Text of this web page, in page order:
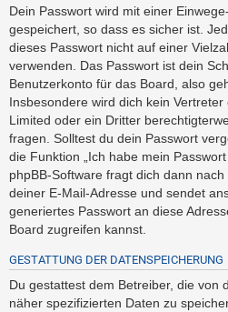
Dein Passwort wird mit einer
gespeichert, so dass es sicher ist.
dieses Passwort nicht auf einer
verwenden. Das Passwort ist dein
Benutzerkonto für das Board, also
Insbesondere wird dich kein
Limited oder ein Dritter
fragen. Solltest du dein Passwort
die Funktion „Ich habe mein
phpBB-Software fragt dich dann
deiner E-Mail-Adresse und sendet
generiertes Passwort an diese
Board zugreifen kannst.
GESTATTUNG DER DATENSPEICHERUNG
Du gestattest dem Betreiber, die von
näher spezifizierten Daten zu